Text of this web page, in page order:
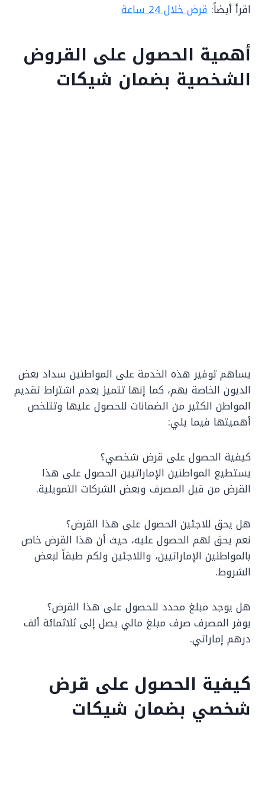
اقرأ أيضاً: قرض خلال 24 ساعة
أهمية الحصول على القروض
الشخصية بضمان شيكات
يساهم توفير هذه الخدمة على المواطنين سداد بعض
الديون الخاصة بهم، كما إنها تتميز بعدم اشتراط تقديم
المواطن الكثير من الضمانات للحصول عليها وتتلخص
أهميتها فيما يلي:
كيفية الحصول على قرض شخصي؟
يستطيع المواطنين الإماراتيين الحصول على هذا
القرض من قبل المصرف وبعض الشركات التمويلية.
هل يحق للاجئين الحصول على هذا القرض؟
نعم يحق لهم الحصول عليه، حيث أن هذا القرض خاص
بالمواطنين الإماراتيين، واللاجئين ولكم طبقاً لبعض
الشروط.
هل يوجد مبلغ محدد للحصول على هذا القرض؟
يوفر المصرف صرف مبلغ مالي يصل إلى ثلاثمائة ألف
درهم إماراتي.
كيفية الحصول على قرض
شخصي بضمان شيكات